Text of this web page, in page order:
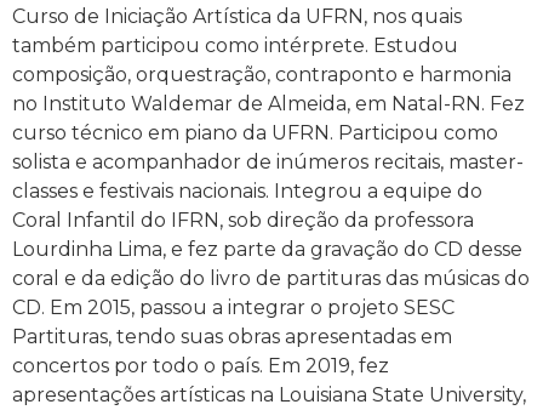
Curso de Iniciação Artística da UFRN, nos quais
também participou como intérprete. Estudou
composição, orquestração, contraponto e harmonia
no Instituto Waldemar de Almeida, em Natal-RN. Fez
curso técnico em piano da UFRN. Participou como
solista e acompanhador de inúmeros recitais, master-
classes e festivais nacionais. Integrou a equipe do
Coral Infantil do IFRN, sob direção da professora
Lourdinha Lima, e fez parte da gravação do CD desse
coral e da edição do livro de partituras das músicas do
CD. Em 2015, passou a integrar o projeto SESC
Partituras, tendo suas obras apresentadas em
concertos por todo o país. Em 2019, fez
apresentações artísticas na Louisiana State University,